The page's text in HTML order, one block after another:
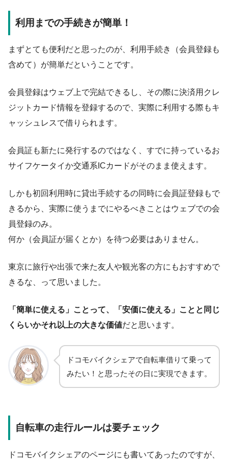
利用までの手続きが簡単！
まずとても便利だと思ったのが、利用手続き（会員登録も
含めて）が簡単だということです。
会員登録はウェブ上で完結できるし、その際に決済用クレ
ジットカード情報を登録するので、実際に利用する際もキ
ャッシュレスで借りられます。
会員証も新たに発行するのではなく、すでに持っているお
サイフケータイか交通系ICカードがそのまま使えます。
しかも初回利用時に貸出手続するの同時に会員証登録もで
きるから、実際に使うまでにやるべきことはウェブでの会
員登録のみ。
何か（会員証が届くとか）を待つ必要はありません。
東京に旅行や出張で来た友人や観光客の方にもおすすめで
きるな、って思いました。
「簡単に使える」ことって、「安価に使える」ことと同じ
くらいかそれ以上の大きな価値だと思います。
ドコモバイクシェアで自転車借りて乗って
みたい！と思ったその日に実現できます。
自転車の走行ルールは要チェック
ドコモバイクシェアのページにも書いてあったのですが、